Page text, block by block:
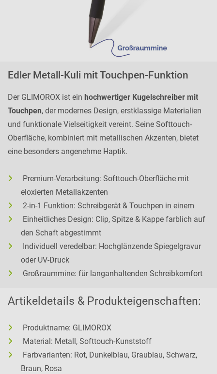
Edler Metall-Kuli mit Touchpen-Funktion
Der GLIMOROX ist ein hochwertiger Kugelschreiber mit
Touchpen, der modernes Design, erstklassige Materialien
und funktionale Vielseitigkeit vereint. Seine Softtouch-
Oberfläche, kombiniert mit metallischen Akzenten, bietet
eine besonders angenehme Haptik.
Premium-Verarbeitung: Softtouch-Oberfläche mit
eloxierten Metallakzenten
2-in-1 Funktion: Schreibgerät & Touchpen in einem
Einheitliches Design: Clip, Spitze & Kappe farblich auf
den Schaft abgestimmt
Individuell veredelbar: Hochglänzende Spiegelgravur
oder UV-Druck
Großraummine: für langanhaltenden Schreibkomfort
Artikeldetails & Produkteigenschaften:
Produktname: GLIMOROX
Material: Metall, Softtouch-Kunststoff
Farbvarianten: Rot, Dunkelblau, Graublau, Schwarz,
Braun, Rosa